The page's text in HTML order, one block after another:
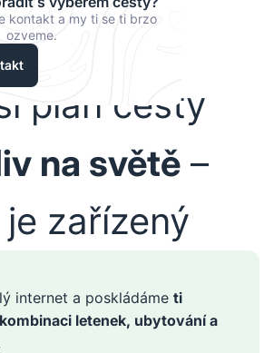
kontakt a my ti se ti brzo
ozveme.
plán cesty
na světě –
zařízený
internet a poskládáme ti
letenek, ubytování a